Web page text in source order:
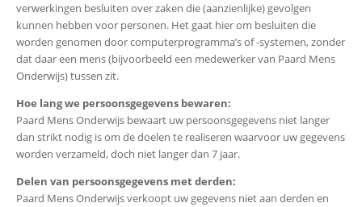
verwerkingen besluiten over zaken die (aanzienlijke) gevolgen
kunnen hebben voor personen. Het gaat hier om besluiten die
worden genomen door computerprogramma’s of -systemen, zonder
dat daar een mens (bijvoorbeeld een medewerker van Paard Mens
Onderwijs) tussen zit.
Hoe lang we persoonsgegevens bewaren:
Paard Mens Onderwijs bewaart uw persoonsgegevens niet langer
dan strikt nodig is om de doelen te realiseren waarvoor uw gegevens
worden verzameld, doch niet langer dan 7 jaar.
Delen van persoonsgegevens met derden:
Paard Mens Onderwijs verkoopt uw gegevens niet aan derden en